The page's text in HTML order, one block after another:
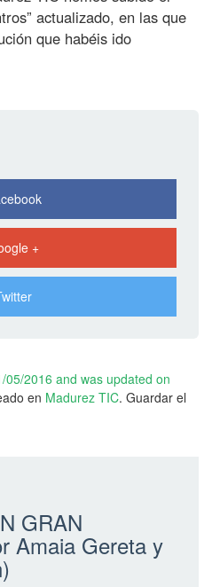
actualizado, en las que
que habéis ido
+
05/2016 and was updated on
en Madurez TIC. Guardar el
GRAN
Amaia Gereta y